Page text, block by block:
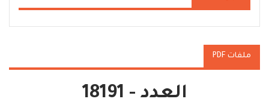
ملفات PDF
العدد - 18191